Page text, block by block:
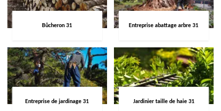
Bûcheron 31 Entreprise abattage arbre 31
Entreprise de jardinage 31 Jardinier taille de haie 31